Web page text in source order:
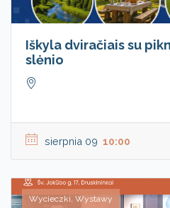
Iškyla dviračiais su
slėnio
sierpnia 09 10:00
Wycieczki, Wystawy